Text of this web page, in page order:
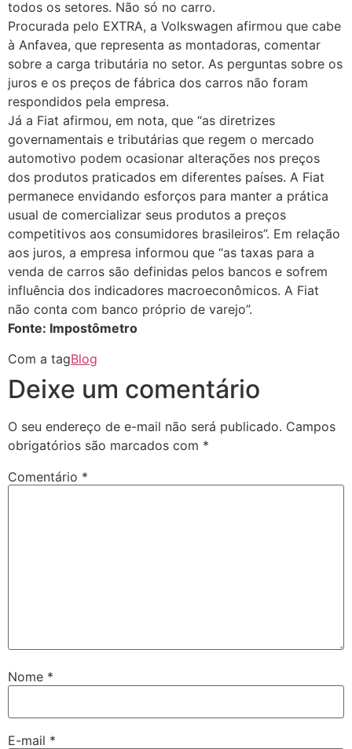
todos os setores. Não só no carro.
Procurada pelo EXTRA, a Volkswagen afirmou que cabe
à Anfavea, que representa as montadoras, comentar
sobre a carga tributária no setor. As perguntas sobre os
juros e os preços de fábrica dos carros não foram
respondidos pela empresa.
Já a Fiat afirmou, em nota, que “as diretrizes
governamentais e tributárias que regem o mercado
automotivo podem ocasionar alterações nos preços
dos produtos praticados em diferentes países. A Fiat
permanece envidando esforços para manter a prática
usual de comercializar seus produtos a preços
competitivos aos consumidores brasileiros”. Em relação
aos juros, a empresa informou que “as taxas para a
venda de carros são definidas pelos bancos e sofrem
influência dos indicadores macroeconômicos. A Fiat
não conta com banco próprio de varejo”.
Fonte: Impostômetro
Com a tagBlog
Deixe um comentário
O seu endereço de e-mail não será publicado. Campos
obrigatórios são marcados com *
Comentário *
Nome *
E-mail *